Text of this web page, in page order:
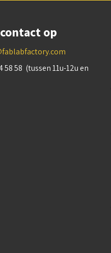
op
58 58 (tussen 11u-12u en